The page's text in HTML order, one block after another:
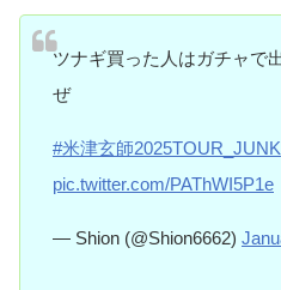
ツナギ買った人はガチャで
ぜ
#米津玄師2025TOUR_JUNK
pic.twitter.com/PAThWI5P1e
— Shion (@Shion6662)